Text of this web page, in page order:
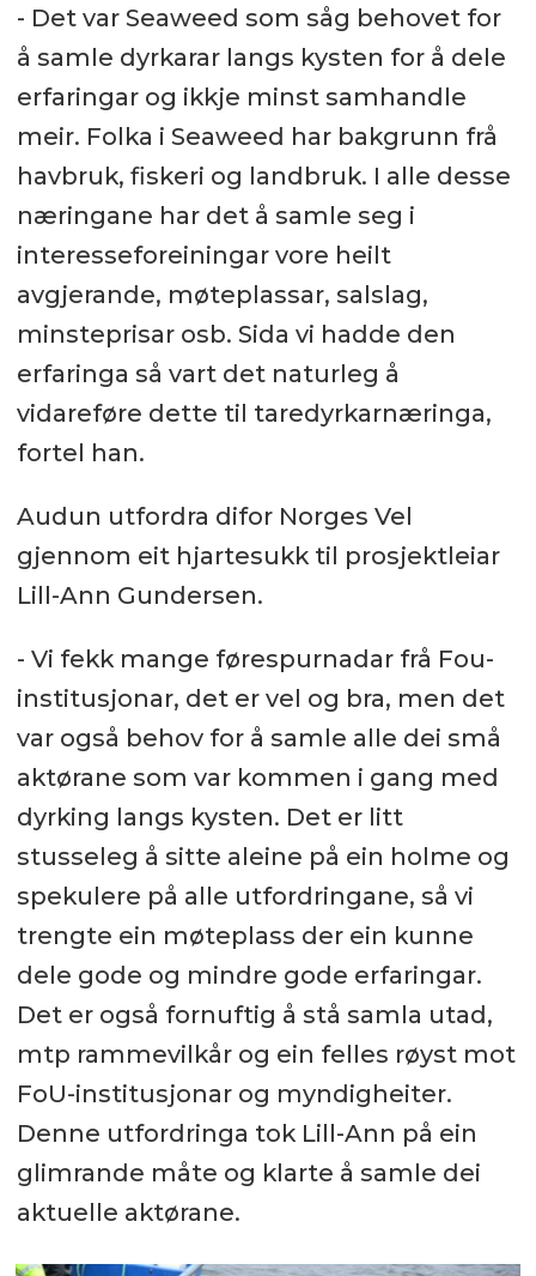
- Det var Seaweed som såg behovet for
å samle dyrkarar langs kysten for å dele
erfaringar og ikkje minst samhandle
meir. Folka i Seaweed har bakgrunn frå
havbruk, fiskeri og landbruk. I alle desse
næringane har det å samle seg i
interesseforeiningar vore heilt
avgjerande, møteplassar, salslag,
minsteprisar osb. Sida vi hadde den
erfaringa så vart det naturleg å
vidareføre dette til taredyrkarnæringa,
fortel han.
Audun utfordra difor Norges Vel
gjennom eit hjartesukk til prosjektleiar
Lill-Ann Gundersen.
- Vi fekk mange førespurnadar frå Fou-
institusjonar, det er vel og bra, men det
var også behov for å samle alle dei små
aktørane som var kommen i gang med
dyrking langs kysten. Det er litt
stusseleg å sitte aleine på ein holme og
spekulere på alle utfordringane, så vi
trengte ein møteplass der ein kunne
dele gode og mindre gode erfaringar.
Det er også fornuftig å stå samla utad,
mtp rammevilkår og ein felles røyst mot
FoU-institusjonar og myndigheiter.
Denne utfordringa tok Lill-Ann på ein
glimrande måte og klarte å samle dei
aktuelle aktørane.